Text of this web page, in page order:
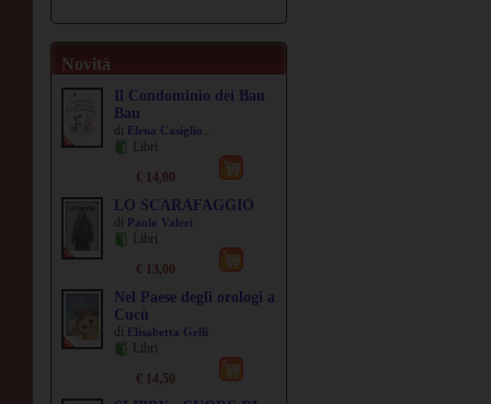
Novità
Il Condominio dei Bau
Bau
di Elena Casiglio...
Libri
€ 14,00
LO SCARAFAGGIO
di Paolo Valeri
Libri
€ 13,00
Nel Paese degli orologi a
Cucù
di Elisabetta Gelli
Libri
€ 14,50